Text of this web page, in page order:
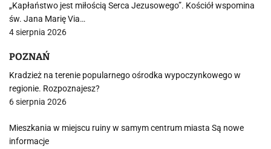
„Kapłaństwo jest miłością Serca Jezusowego”. Kościół wspomina
św. Jana Marię Via…
4 sierpnia 2026
POZNAŃ
Kradzież na terenie popularnego ośrodka wypoczynkowego w
regionie. Rozpoznajesz?
6 sierpnia 2026
Mieszkania w miejscu ruiny w samym centrum miasta Są nowe
informacje